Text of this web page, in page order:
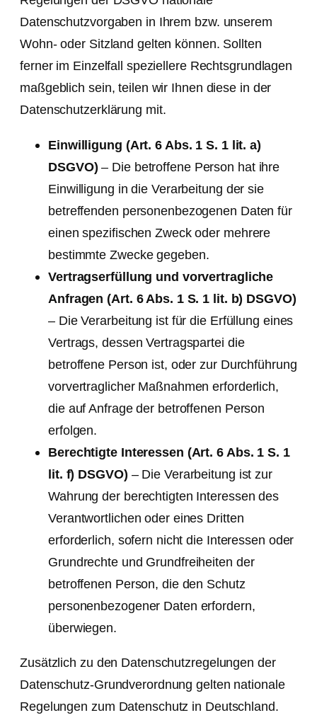
Datenschutzvorgaben in Ihrem bzw. unserem
Wohn- oder Sitzland gelten können. Sollten
ferner im Einzelfall speziellere Rechtsgrundlagen
maßgeblich sein, teilen wir Ihnen diese in der
Datenschutzerklärung mit.
Einwilligung (Art. 6 Abs. 1 S. 1 lit. a)
DSGVO) – Die betroffene Person hat ihre
Einwilligung in die Verarbeitung der sie
betreffenden personenbezogenen Daten für
einen spezifischen Zweck oder mehrere
bestimmte Zwecke gegeben.
Vertragserfüllung und vorvertragliche
Anfragen (Art. 6 Abs. 1 S. 1 lit. b) DSGVO)
– Die Verarbeitung ist für die Erfüllung eines
Vertrags, dessen Vertragspartei die
betroffene Person ist, oder zur Durchführung
vorvertraglicher Maßnahmen erforderlich,
die auf Anfrage der betroffenen Person
erfolgen.
Berechtigte Interessen (Art. 6 Abs. 1 S. 1
lit. f) DSGVO) – Die Verarbeitung ist zur
Wahrung der berechtigten Interessen des
Verantwortlichen oder eines Dritten
erforderlich, sofern nicht die Interessen oder
Grundrechte und Grundfreiheiten der
betroffenen Person, die den Schutz
personenbezogener Daten erfordern,
überwiegen.
Zusätzlich zu den Datenschutzregelungen der
Datenschutz-Grundverordnung gelten nationale
Regelungen zum Datenschutz in Deutschland.